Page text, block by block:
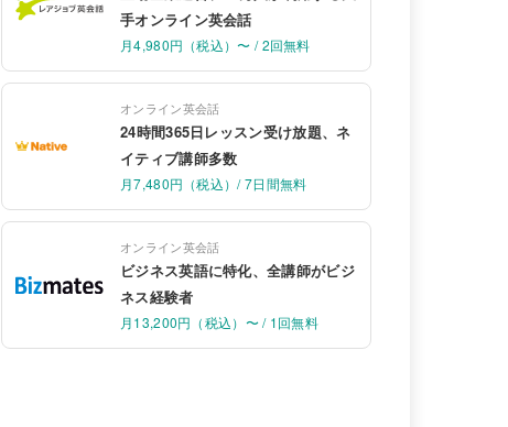
手オンライン英会話
月4,980円（税込）〜 / 2回無料
オンライン英会話
24時間365日レッスン受け放題、ネ
イティブ講師多数
月7,480円（税込）/ 7日間無料
オンライン英会話
ビジネス英語に特化、全講師がビジ
ネス経験者
月13,200円（税込）〜 / 1回無料